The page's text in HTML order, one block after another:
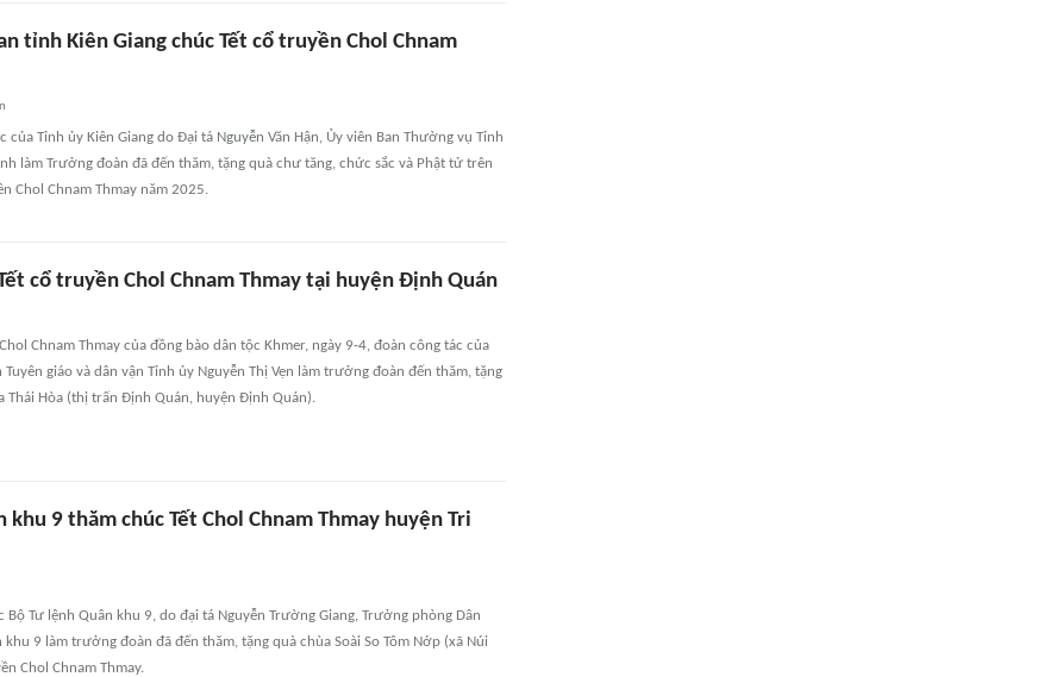
tỉnh Kiên Giang chúc Tết cổ truyền Chol Chnam
của Tỉnh ủy Kiên Giang do Đại tá Nguyễn Văn Hận, Ủy viên Ban Thường vụ Tỉnh
làm Trưởng đoàn đã đến thăm, tặng quà chư tăng, chức sắc và Phật tử trên
Chol Chnam Thmay năm 2025.
cổ truyền Chol Chnam Thmay tại huyện Định Quán
Chnam Thmay của đồng bào dân tộc Khmer, ngày 9-4, đoàn công tác của
giáo và dân vận Tỉnh ủy Nguyễn Thị Vẹn làm trưởng đoàn đến thăm, tặng
Thái Hòa (thị trấn Định Quán, huyện Định Quán).
khu 9 thăm chúc Tết Chol Chnam Thmay huyện Tri
Bộ Tư lệnh Quân khu 9, do đại tá Nguyễn Trường Giang, Trưởng phòng Dân
khu 9 làm trưởng đoàn đã đến thăm, tặng quà chùa Soài So Tôm Nớp (xã Núi
Chol Chnam Thmay.